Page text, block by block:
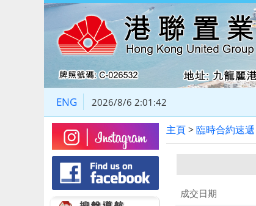
ENG 2026/8/6 2:01:42
主頁>臨時合約速遞
成交日期